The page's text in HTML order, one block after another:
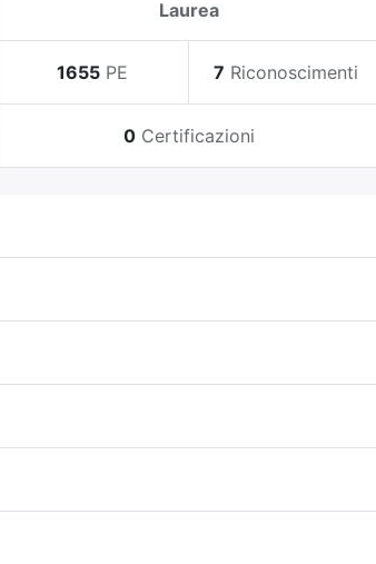
Laurea
1655 PE 7 Riconoscimenti
0 Certificazioni